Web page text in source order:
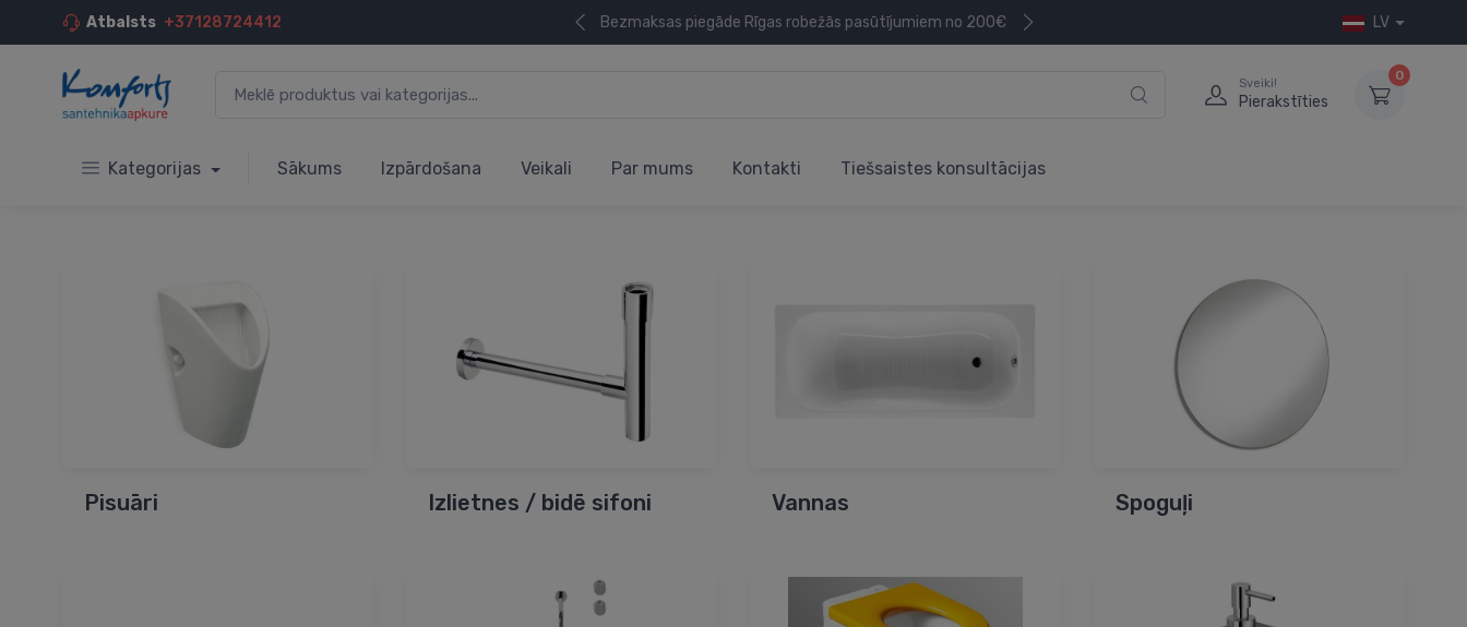
Atbalsts +37128724412 Bezmaksas piegāde Rīgas robežās pasūtījumiem no 200€ LV
Sveiki!
Pierakstīties
0
Kategorijas Sākums Izpārdošana Veikali Par mums Kontakti Tiešsaistes konsultācijas
Pisuāri Izlietnes / bidē sifoni Vannas Spoguļi